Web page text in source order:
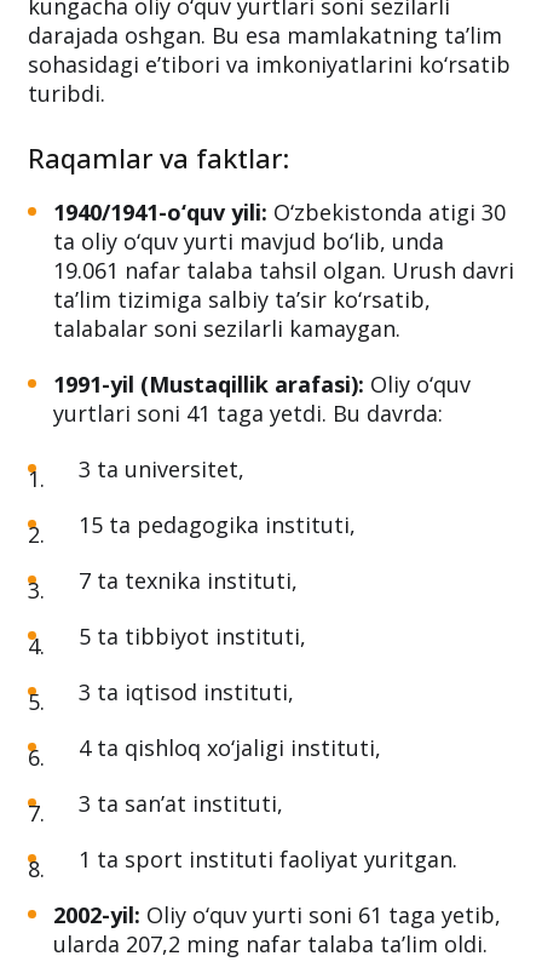
kungacha oliy o‘quv yurtlari soni sezilarli
darajada oshgan. Bu esa mamlakatning ta’lim
sohasidagi e’tibori va imkoniyatlarini ko‘rsatib
turibdi.
Raqamlar va faktlar:
1940/1941-o‘quv yili: O‘zbekistonda atigi 30
ta oliy o‘quv yurti mavjud bo‘lib, unda
19.061 nafar talaba tahsil olgan. Urush davri
ta’lim tizimiga salbiy ta’sir ko‘rsatib,
talabalar soni sezilarli kamaygan.
1991-yil (Mustaqillik arafasi): Oliy o‘quv
yurtlari soni 41 taga yetdi. Bu davrda:
3 ta universitet,
15 ta pedagogika instituti,
7 ta texnika instituti,
5 ta tibbiyot instituti,
3 ta iqtisod instituti,
4 ta qishloq xo‘jaligi instituti,
3 ta san’at instituti,
1 ta sport instituti faoliyat yuritgan.
2002-yil: Oliy o‘quv yurti soni 61 taga yetib,
ularda 207,2 ming nafar talaba ta’lim oldi.